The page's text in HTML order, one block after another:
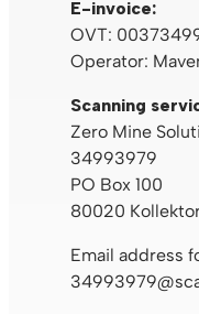
E-invoice:
OVT:
Operator:
Scanning
Zero Mine
34993979
PO Box 100
80020
Email address